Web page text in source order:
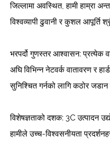
जिल्लामा अवस्थित, हामी हाम्रा
विश्वव्यापी ढुवानी र कुशल आपूर्ति
भरपर्दो गुणस्तर आश्वासन: प्रत्येक
अघि विभिन्न नेटवर्क वातावरण र
सुनिश्चित गर्नको लागि कठोर जडान
विशेषज्ञताको दशक: 3C उत्पादन
हामीले उच्च-विश्वसनीयता